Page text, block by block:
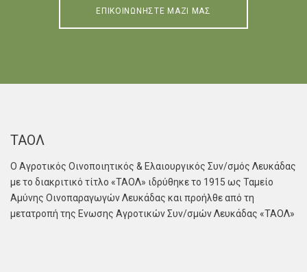
ΕΠΙΚΟΙΝΩΝΗΣΤΕ ΜΑΖΙ ΜΑΣ
ΤΑΟΛ
Ο Αγροτικός Οινοποιητικός & Ελαιουργικός Συν/σμός Λευκάδας
με το διακριτικό τίτλο «ΤΑΟΛ» ιδρύθηκε το 1915 ως Ταμείο
Αμύνης Οινοπαραγωγών Λευκάδας και προήλθε από τη
μετατροπή της Ενωσης Αγροτικών Συν/σμών Λευκάδας «ΤΑΟΛ»